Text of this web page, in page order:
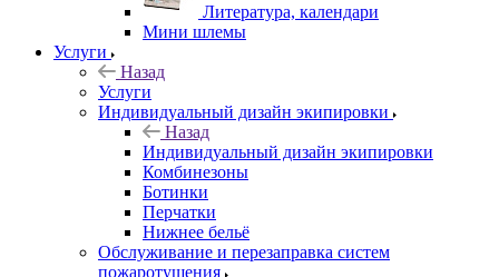
Литература, календари
Мини шлемы
Услуги
Назад
Услуги
Индивидуальный дизайн экипировки
Назад
Индивидуальный дизайн экипировки
Комбинезоны
Ботинки
Перчатки
Нижнее бельё
Обслуживание и перезаправка систем
пожаротушения